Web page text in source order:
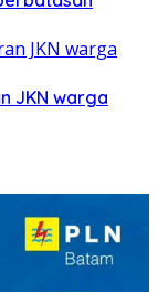
JKN warga